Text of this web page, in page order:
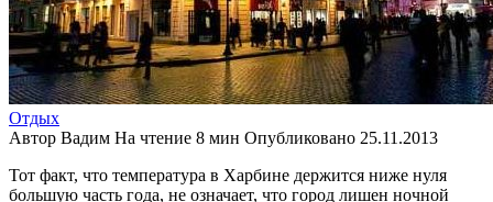
Отдых
Автор Вадим На чтение 8 мин Опубликовано 25.11.2013
Тот факт, что температура в Харбине держится ниже нуля
большую часть года, не означает, что город лишен ночной